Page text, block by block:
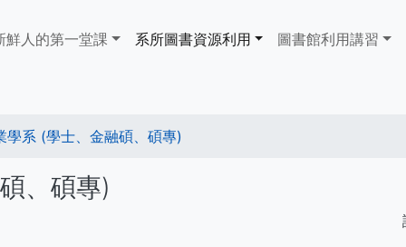
鮮人的第一堂課 系所圖書資源利用 ​​​​​圖書館​​​​​​​利用講習
學系 (學士、金融碩、碩專)
、碩專)